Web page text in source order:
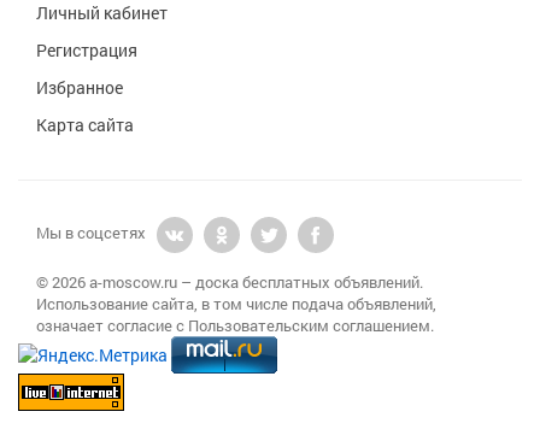
Личный кабинет
Регистрация
Избранное
Карта сайта
Мы в соцсетях
© 2026 a-moscow.ru – доска бесплатных объявлений.
Использование сайта, в том числе подача объявлений,
означает согласие с Пользовательским соглашением.